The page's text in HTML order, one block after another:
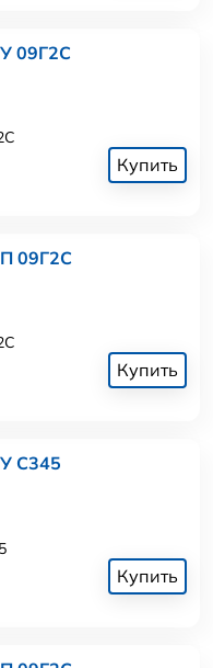
09Г2С
Купить
09Г2С
Купить
С345
Купить